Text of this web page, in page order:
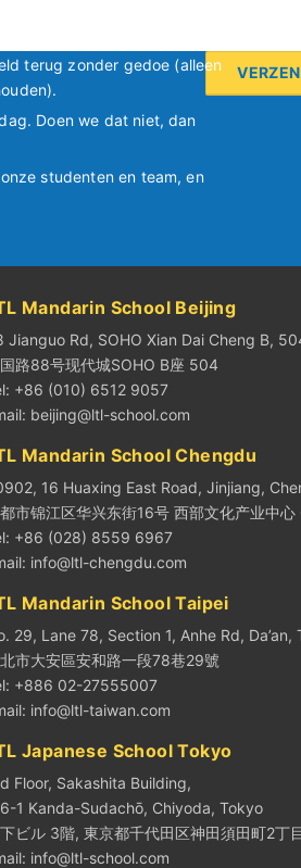
terug zonder gedoe (alleen
Doen we dat niet, dan
studenten en team, en
Mandarin School Beijing
Jianguo Rd, SOHO Xian Dai Cheng B,
路88号现代城SOHO B座 504
+86 (010) 6512 9057
beijing@ltl-school.com
Mandarin School Chengdu
16 Huaxing East Road, Jinjiang,
市锦江区华兴东街16号 西部文化产业中
+86 (028) 8559 6967
info@ltl-chengdu.com
Mandarin School Taipei
29, Lane 78, Section 1, Anhe Rd, Da’an,
市大安區安和路一段78巷29號
+886 02-27555007
info@ltl-taiwan.com
Japanese School Tokyo
Floor, Sakashita Building,
1 Kanda-Sudachō, Chiyoda, Tokyo
ビル 3階, 東京都千代田区神田須田町2丁
info@ltl-school.com